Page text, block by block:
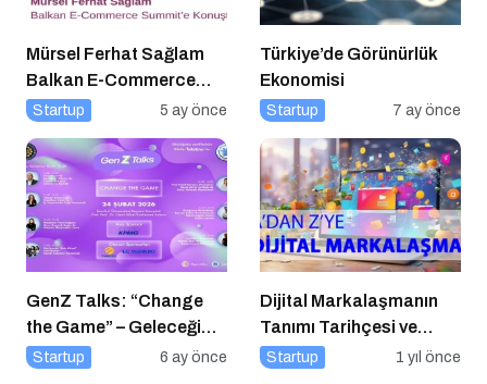
Mürsel Ferhat Sağlam
Balkan E-Commerce
Summit’e Konuştu
Startup 5 ay önce
Türkiye’de Görünürlük
Ekonomisi
Startup 7 ay önce
GenZ Talks: “Change
the Game” – Geleceği
Tasarlayanlar Sahne
Startup 6 ay önce
Dijital Markalaşmanın
Tanımı Tarihçesi ve
Önemi
Startup 1 yıl önce